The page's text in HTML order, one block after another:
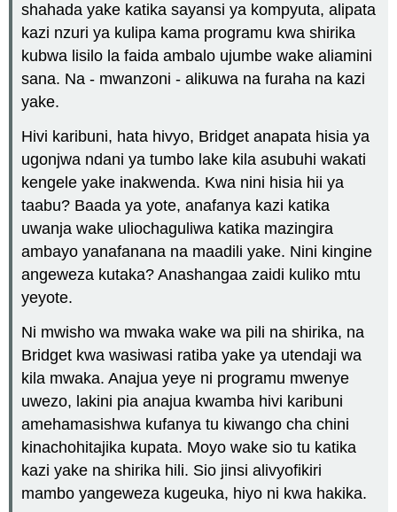
shahada yake katika sayansi ya kompyuta, alipata
kazi nzuri ya kulipa kama programu kwa shirika
kubwa lisilo la faida ambalo ujumbe wake aliamini
sana. Na - mwanzoni - alikuwa na furaha na kazi
yake.
Hivi karibuni, hata hivyo, Bridget anapata hisia ya
ugonjwa ndani ya tumbo lake kila asubuhi wakati
kengele yake inakwenda. Kwa nini hisia hii ya
taabu? Baada ya yote, anafanya kazi katika
uwanja wake uliochaguliwa katika mazingira
ambayo yanafanana na maadili yake. Nini kingine
angeweza kutaka? Anashangaa zaidi kuliko mtu
yeyote.
Ni mwisho wa mwaka wake wa pili na shirika, na
Bridget kwa wasiwasi ratiba yake ya utendaji wa
kila mwaka. Anajua yeye ni programu mwenye
uwezo, lakini pia anajua kwamba hivi karibuni
amehamasishwa kufanya tu kiwango cha chini
kinachohitajika kupata. Moyo wake sio tu katika
kazi yake na shirika hili. Sio jinsi alivyofikiri
mambo yangeweza kugeuka, hiyo ni kwa hakika.